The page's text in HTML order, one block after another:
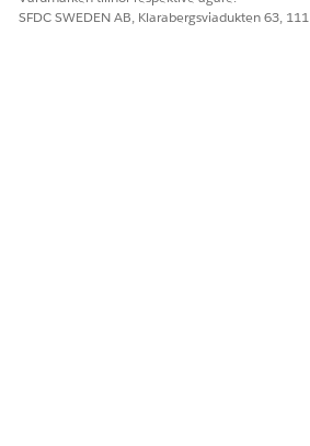
SFDC SWEDEN AB, Klarabergsviadukten 63,